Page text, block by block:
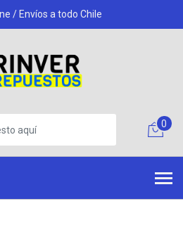
/ Envíos a todo Chile
0